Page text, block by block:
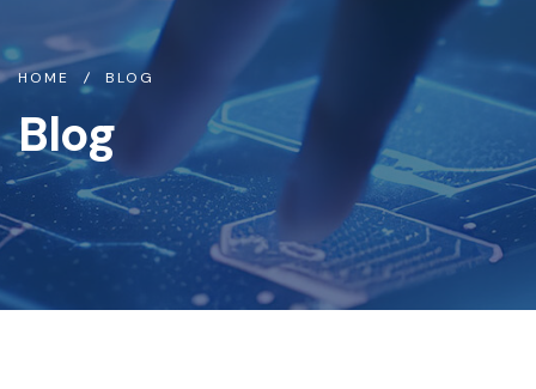
HOME BLOG
Blog